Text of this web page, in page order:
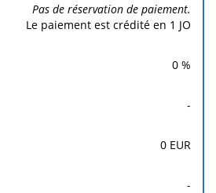
Pas de réservation de paiement.
Le paiement est crédité en 1 JO
0 %
-
0 EUR
-